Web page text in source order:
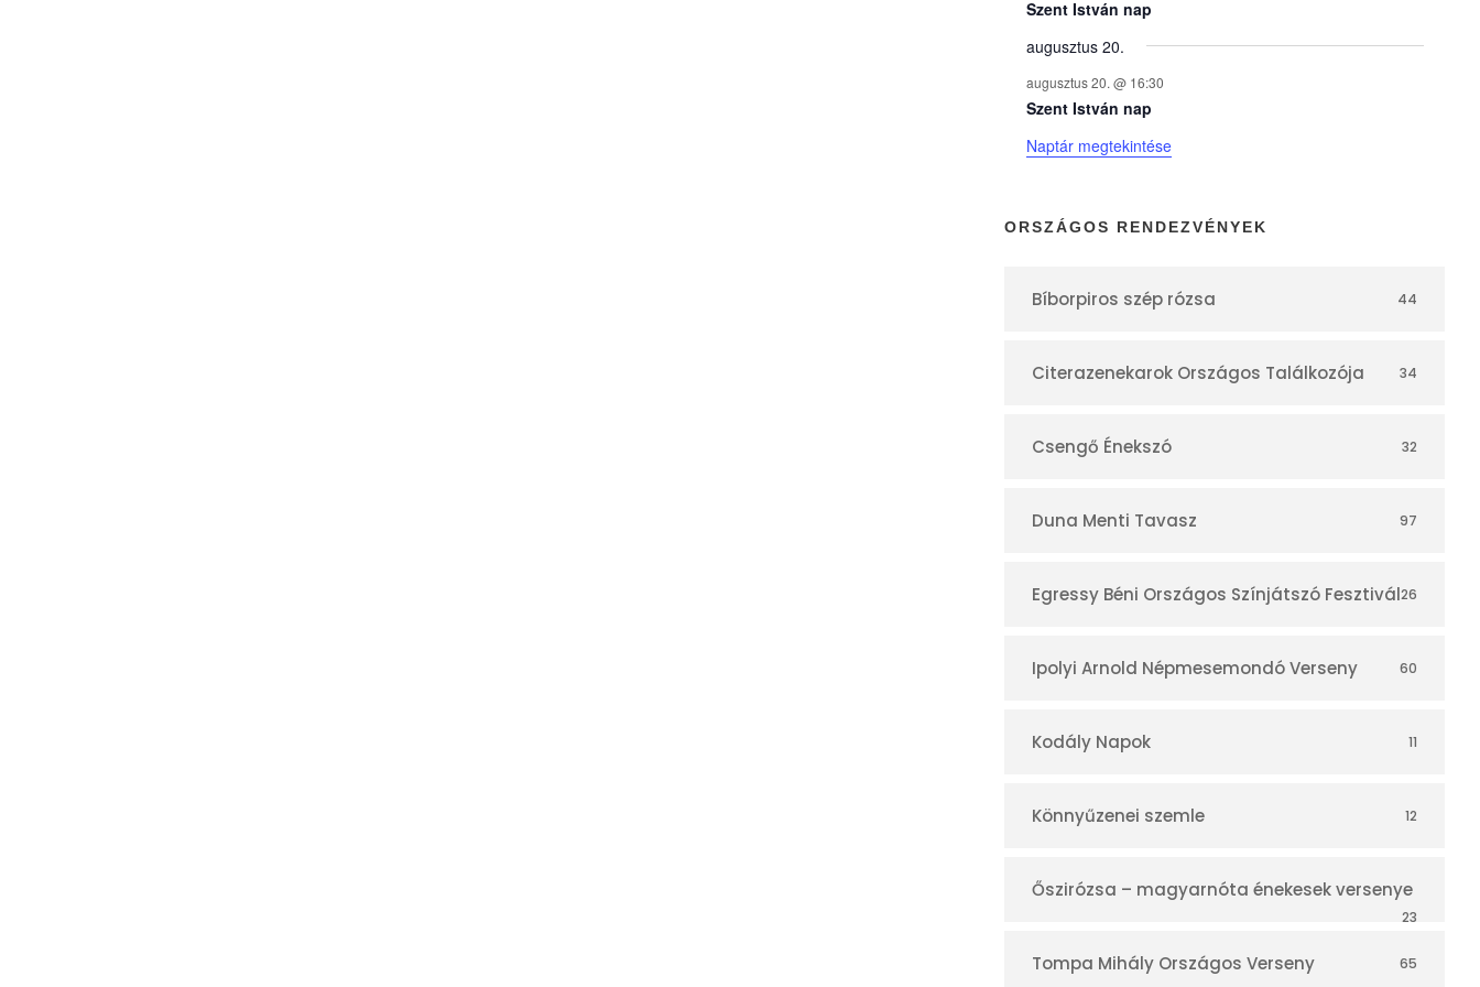
y
e
k
n
a
á
r
Szent István nap
augusztus 20.
augusztus 20. @ 16:30
Szent István nap
Naptár megtekintése
ORSZÁGOS RENDEZVÉNYEK
Bíborpiros szép rózsa 44
Citerazenekarok Országos Találkozója 34
Csengő Énekszó 32
Duna Menti Tavasz 97
Egressy Béni Országos Színjátszó Fesztivál26
Ipolyi Arnold Népmesemondó Verseny 60
Kodály Napok 11
Könnyűzenei szemle 12
Őszirózsa – magyarnóta énekesek versenye
23
Tompa Mihály Országos Verseny 65